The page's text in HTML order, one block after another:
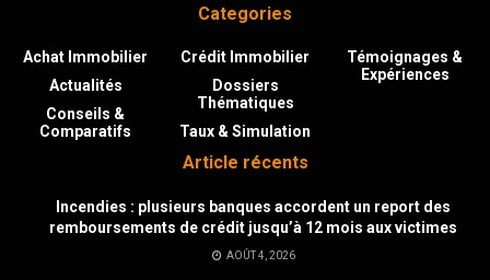
Categories
Achat Immobilier
Actualités
Conseils &
Comparatifs
Crédit Immobilier
Dossiers
Thématiques
Taux & Simulation
Témoignages &
Expériences
Article récents
Incendies : plusieurs banques accordent un report des
remboursements de crédit jusqu’à 12 mois aux victimes
AOÛT 4, 2026